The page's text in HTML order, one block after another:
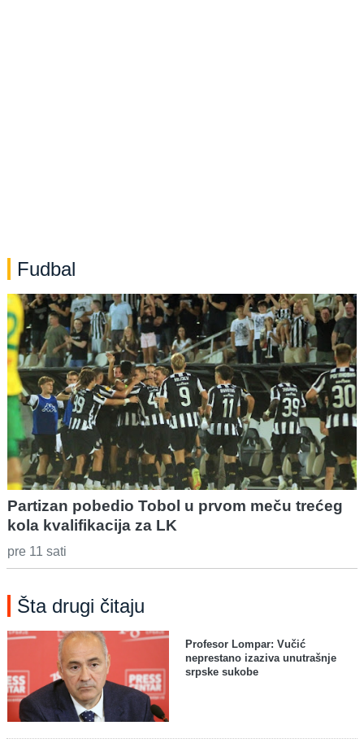
Fudbal
Partizan pobedio Tobol u prvom meču trećeg
kola kvalifikacija za LK
pre 11 sati
Šta drugi čitaju
Profesor Lompar: Vučić
neprestano izaziva unutrašnje
srpske sukobe